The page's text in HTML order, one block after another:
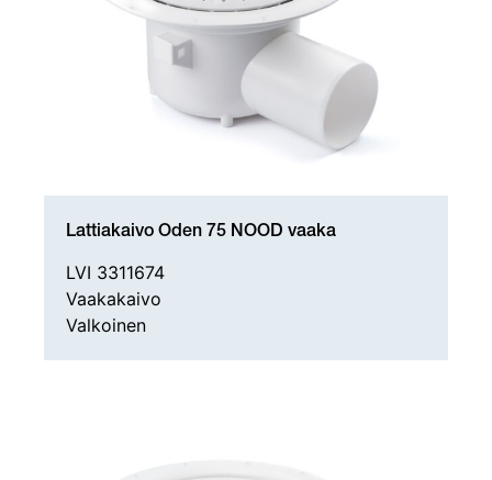
Lattiakaivo Oden 75 NOOD vaaka
LVI 3311674
Vaakakaivo
Valkoinen